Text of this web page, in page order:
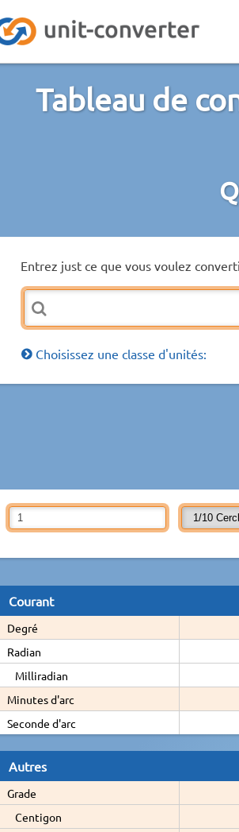
Tableau de
Entrez just ce que vous voulez
Choisissez une classe d'unités:
Courant
Degré
Radian
Milliradian
Minutes d'arc
Seconde d'arc
Autres
Grade
Centigon